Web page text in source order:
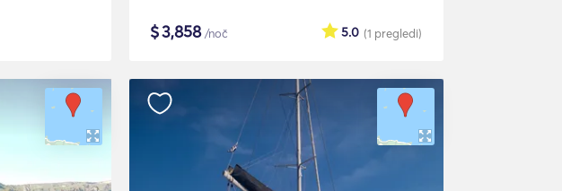
$3,858/noč (1 pregledi)
5.0